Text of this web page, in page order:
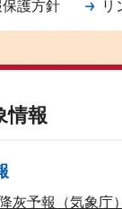
護方針 リ
情報
灰予報（気象庁）